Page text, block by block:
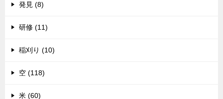
発見 (8)
研修 (11)
稲刈り (10)
空 (118)
米 (60)